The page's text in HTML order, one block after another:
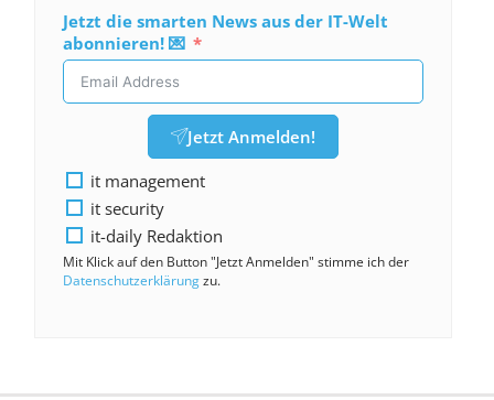
Jetzt die smarten News aus der IT-Welt
abonnieren! 💌
Jetzt Anmelden!
it management
it security
it-daily Redaktion
Mit Klick auf den Button "Jetzt Anmelden" stimme ich der
Datenschutzerklärungzu.